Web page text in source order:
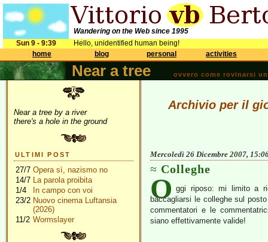
Wandering on the Web since 1995
Sun 9 - 9:39
Hello, unidentified human being!
home
blog personal activities
Near a tree ovvero come rovinarsi
Near a tree by a river
there's a hole in the ground
ULTIMI POST
27/7 Opera sì, nazismo no
14/7 La parola proibita
1/4
In campo con voi
23/2 Nuovo cinema Luftansia
(2026)
11/2 Wormslayer
Archivio per il
Mercoledì 26 Dicembre 2007,
Colleghe
O ggi riposo: mi limito a
baccagliarsi le colleghe sul
commentatori e le
siano effettivamente valide!